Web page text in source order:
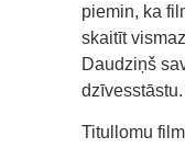
piemin, ka
skaitīt
Daudziņš
dzīvesstāstu.
Titullomu